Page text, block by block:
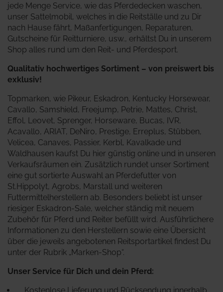
jede Menge Service, wie das Pferdedecken waschen,
unser Sattelmobil, welches in die Reitställe und zu Dir
nach Hause fährt, Maßanfertigungen, Reparaturen,
Gutscheine für Reitturniere, usw., erhältst Du in unserem
Shop alles rund um den Reit- und Pferdesport.
Qualitativ hochwertiges Sortiment – von preiswert bis
exklusiv!
Topmarken, wie Pikeur, Eskadron, Kentucky Horsewear,
Cavallo, Samshield, Freejump, Petrie, Mattes, Christ,
Effol, Leovet, Sprenger, Horseware, Bucas, IVR,
Acavallo, ARIAT, DeNiro, Prestige, Erreplus, Stübben,
Velicea, Canaves, Passier, Kerbl, Kavalkade und
Waldhausen kaufst Du hier günstig online und in unseren
Verkaufsräumen ein. Zusätzlich rundet unser Sortiment
eine gut sortierte Auswahl an Pferdefutter von
St.Hippolyt, Agrobs, Marstall und weiteren
Futtermittelherstellern ab. Besonders beliebt ist unser
riesiger Eskadron-Sale, welcher ständig mit neuem
Zubehör für Pferd und Reiter befüllt wird. Ausführlichere
Informationen zu den Herstellern sowie eine Übersicht
über die jeweils angebotenen Reitsportartikel findest Du
unter der Rubrik „Marken-Shop“.
Unser Service für Dich und dein Pferd: